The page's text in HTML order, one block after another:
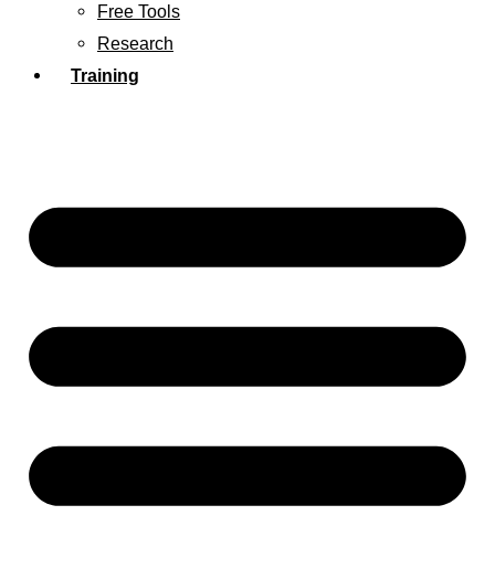
Free Tools
Research
Training